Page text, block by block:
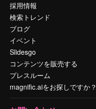
採用情報
検索トレンド
ブログ
イベント
Slidesgo
コンテンツを販売する
プレスルーム
magnific.aiをお探しですか？